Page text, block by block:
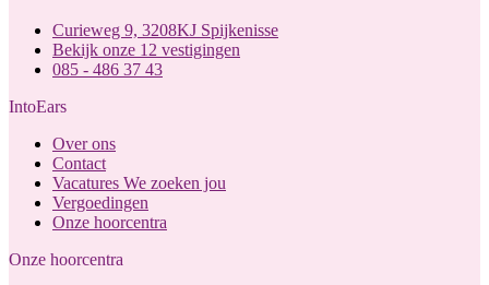
Curieweg 9, 3208KJ Spijkenisse
Bekijk onze 12 vestigingen
085 - 486 37 43
IntoEars
Over ons
Contact
Vacatures We zoeken jou
Vergoedingen
Onze hoorcentra
Onze hoorcentra